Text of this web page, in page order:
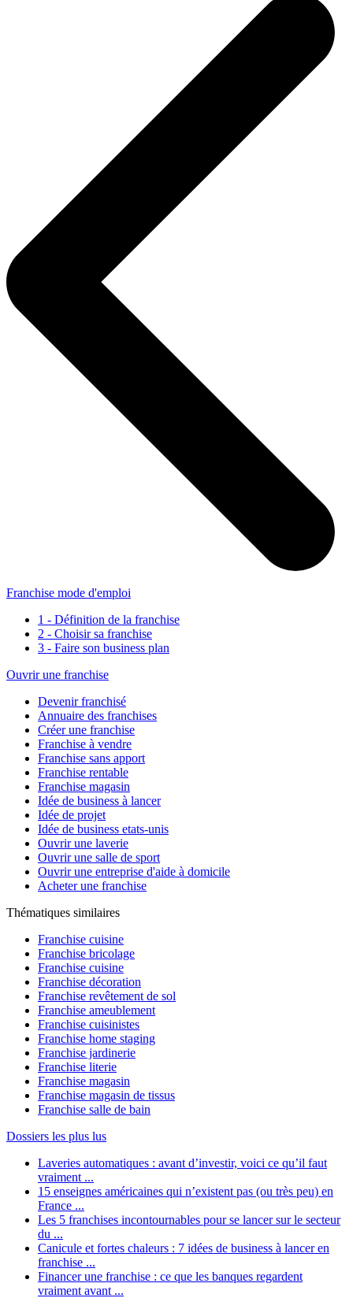
Franchise mode d'emploi
1 - Définition de la franchise
2 - Choisir sa franchise
3 - Faire son business plan
Ouvrir une franchise
Devenir franchisé
Annuaire des franchises
Créer une franchise
Franchise à vendre
Franchise sans apport
Franchise rentable
Franchise magasin
Idée de business à lancer
Idée de projet
Idée de business etats-unis
Ouvrir une laverie
Ouvrir une salle de sport
Ouvrir une entreprise d'aide à domicile
Acheter une franchise
Thématiques similaires
Franchise cuisine
Franchise bricolage
Franchise cuisine
Franchise décoration
Franchise revêtement de sol
Franchise ameublement
Franchise cuisinistes
Franchise home staging
Franchise jardinerie
Franchise literie
Franchise magasin
Franchise magasin de tissus
Franchise salle de bain
Dossiers les plus lus
Laveries automatiques : avant d’investir, voici ce qu’il faut
vraiment ...
15 enseignes américaines qui n’existent pas (ou très peu) en
France ...
Les 5 franchises incontournables pour se lancer sur le secteur
du ...
Canicule et fortes chaleurs : 7 idées de business à lancer en
franchise ...
Financer une franchise : ce que les banques regardent
vraiment avant ...